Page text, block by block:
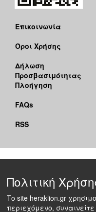
Επικοινωνία
Όροι Χρήσης
Δήλωση
Προσβασιμότητας
Πλοήγηση
FAQs
RSS
Πολιτική
Το site heraklion.gr
περιεχόμενο,